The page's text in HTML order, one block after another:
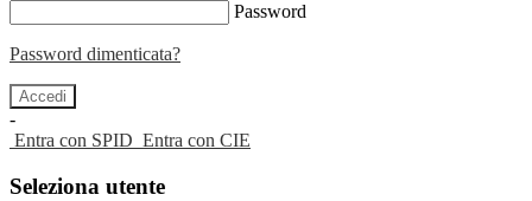
Password
Password dimenticata?
-
Entra con SPID Entra con CIE
Seleziona utente